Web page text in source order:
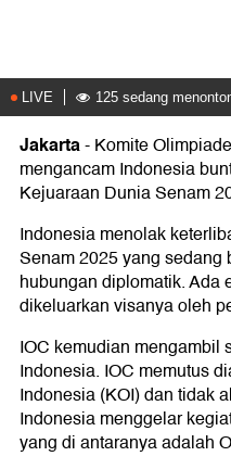
Jakarta-Komite
mengancam Indonesia
Kejuaraan Dunia Senam
Indonesia menolak
Senam 2025 yang
hubungan diplomatik. Ada
dikeluarkan visanya oleh
IOC kemudian mengambil
Indonesia. IOC memutus
Indonesia (KOI) dan tidak
Indonesia menggelar
yang di antaranya adalah